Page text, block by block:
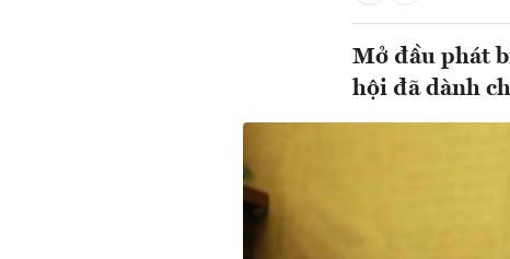
Mở đầu phát
hội đã dành